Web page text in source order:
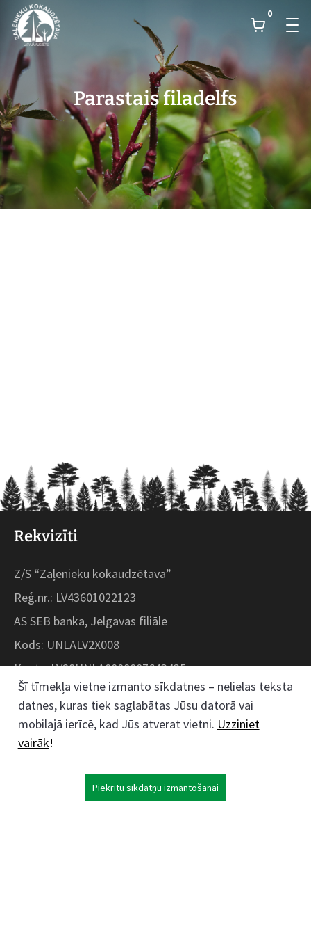
0
Parastais filadelfs
Rekvizīti
Z/S “Zaļenieku kokaudzētava”
Reģ.nr.: LV43601022123
AS SEB banka, Jelgavas filiāle
Kods: UNLALV2X008
Konts: LV28UNLA0008007643435
Kokaudzētavas iela 1, Zaļenieki, Zaļenieku
pagasts, Jelgavas novads, LV- 3011, Latvija
Šī tīmekļa vietne izmanto sīkdatnes – nelielas teksta
datnes, kuras tiek saglabātas Jūsu datorā vai
mobilajā ierīcē, kad Jūs atverat vietni. Uzziniet
vairāk!
Piekrītu sīkdatņu izmantošanai